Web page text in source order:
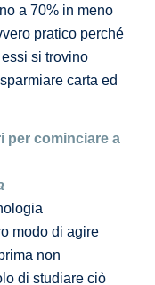
a 70% in meno
pratico perché
si trovino
carta ed
per cominciare a
modo di agire
non
di studiare ciò